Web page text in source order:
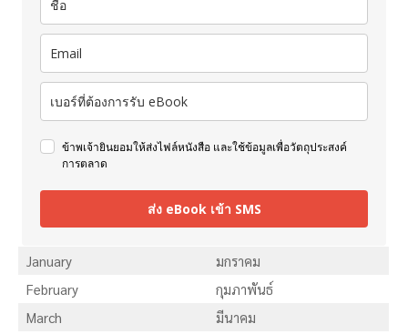
ข้าพเจ้ายินยอมให้ส่งไฟล์หนังสือ และใช้ข้อมูลเพื่อวัตถุประสงค์
การตลาด
ส่ง eBook เข้า SMS
January
มกราคม
February
กุมภาพันธ์
March
มีนาคม